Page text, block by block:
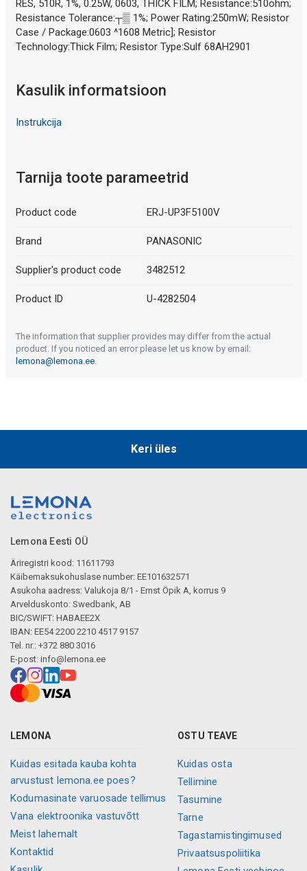
RES, 510R, 1%, 0.25W, 0603, THICK FILM; Resistance:510ohm;
Resistance Tolerance:┬▒ 1%; Power Rating:250mW; Resistor
Case / Package:0603 ^1608 Metric]; Resistor
Technology:Thick Film; Resistor Type:Sulf 68AH2901
Kasulik informatsioon
Instrukcija
Tarnija toote parameetrid
Product code ERJ-UP3F5100V
Brand PANASONIC
Supplier's product code 3482512
Product ID U-4282504
The information that supplier provides may differ from the actual
product. If you noticed an error please let us know by email:
lemona@lemona.ee.
Keri üles
Lemona Eesti OÜ
Äriregistri kood: 11611793
Käibemaksukohuslase number: EE101632571
Asukoha aadress: Valukoja 8/1 - Ernst Öpik A, korrus 9
Arvelduskonto: Swedbank, AB
BIC/SWIFT: HABAEE2X
IBAN: EE54 2200 2210 4517 9157
Tel. nr.: +372 880 3016
E-post: info@lemona.ee
LEMONA
Kuidas esitada kauba kohta
arvustust lemona.ee poes?
Kodumasinate varuosade tellimus
Vana elektroonika vastuvõtt
Meist lahemalt
Kontaktid
OSTU TEAVE
Kuidas osta
Tellimine
Tasumine
Tarne
Tagastamistingimused
Privaatsuspoliitika